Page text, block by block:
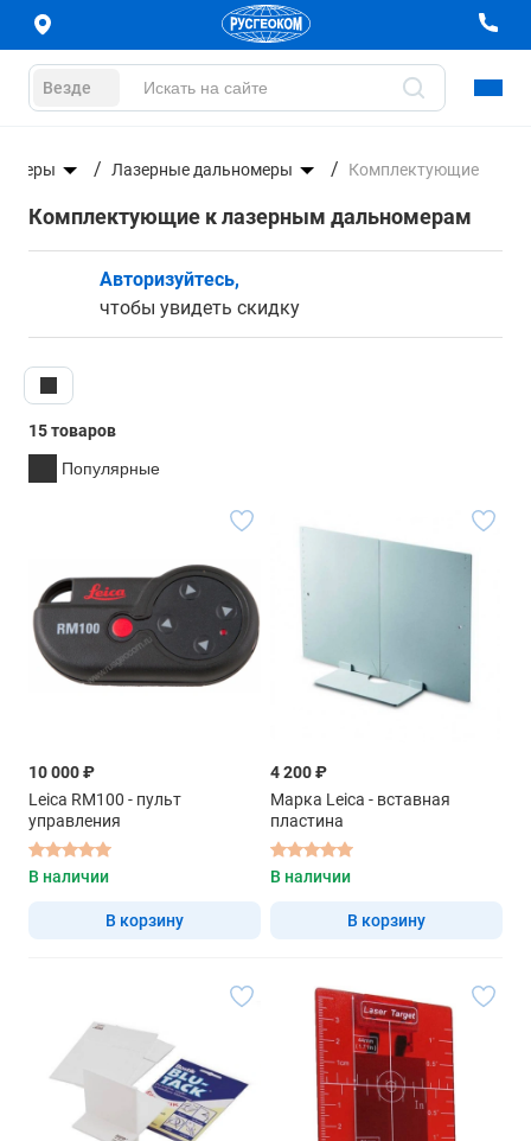
Везде
Лазерные дальномеры Комплектующие
Комплектующие к лазерным дальномерам
Авторизуйтесь,
чтобы увидеть скидку
15 товаров
Популярные
10 000 ₽
Leica RM100 - пульт
управления
В наличии
В корзину
4 200 ₽
Марка Leica - вставная
пластина
В наличии
В корзину